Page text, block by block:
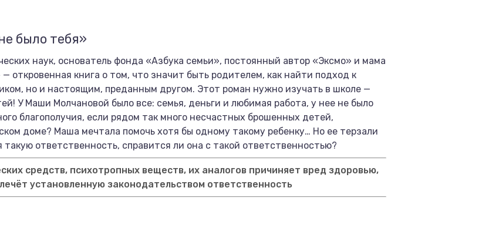
было тебя»
наук, основатель фонда «Азбука семьи», постоянный автор «Эксмо» и мама
откровенная книга о том, что значит быть родителем, как найти подход к
но и настоящим, преданным другом. Этот роман нужно изучать в школе —
У Маши Молчановой было все: семья, деньги и любимая работа, у нее не было
благополучия, если рядом так много несчастных брошенных детей,
доме? Маша мечтала помочь хотя бы одному такому ребенку… Но ее терзали
такую ответственность, справится ли она с такой ответственностью?
средств, психотропных веществ, их аналогов причиняет вред здоровью,
установленную законодательством ответственность